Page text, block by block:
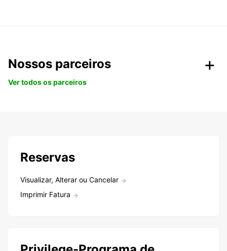
Nossos parceiros
Ver todos os parceiros
Reservas
Visualizar, Alterar ou Cancelar
Imprimir Fatura